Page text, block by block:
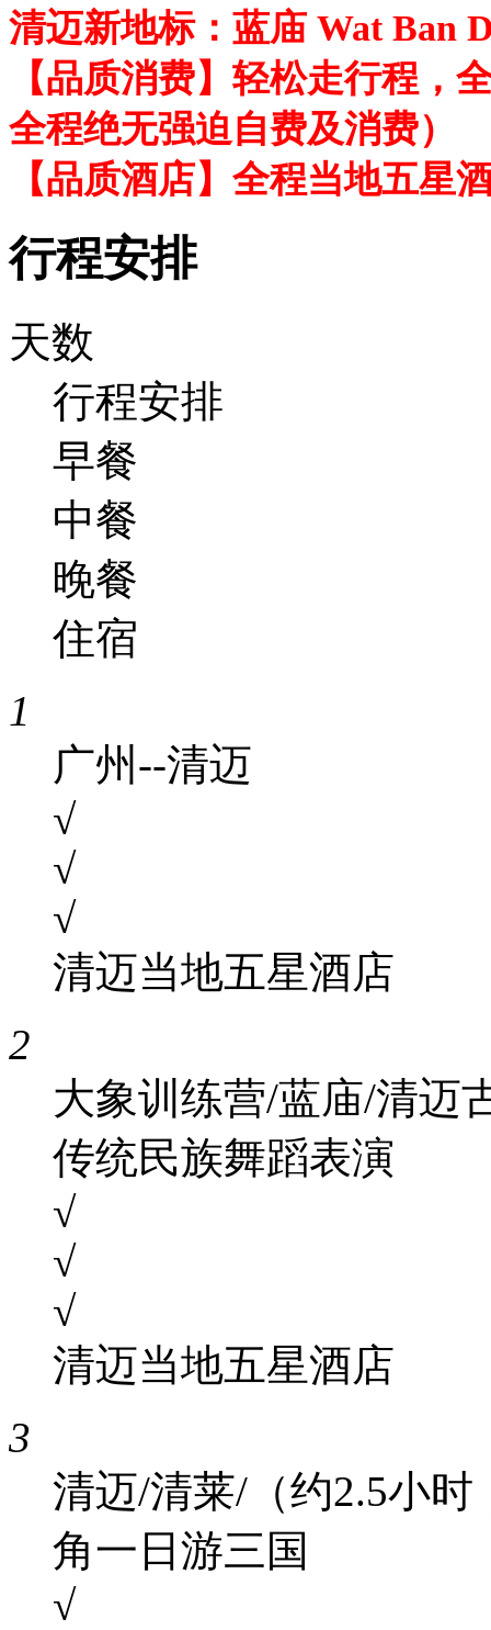
清迈新地标：蓝庙 Wat Ban
【品质消费】轻松走行程，
全程绝无强迫自费及消费）
【品质酒店】全程当地五星
行程安排
天数
行程安排
早餐
中餐
晚餐
住宿
1
广州--清迈
√
√
√
清迈当地五星酒店
2
大象训练营/蓝庙/清迈
传统民族舞蹈表演
√
√
√
清迈当地五星酒店
3
清迈/清莱/（约2.5小
角一日游三国
√